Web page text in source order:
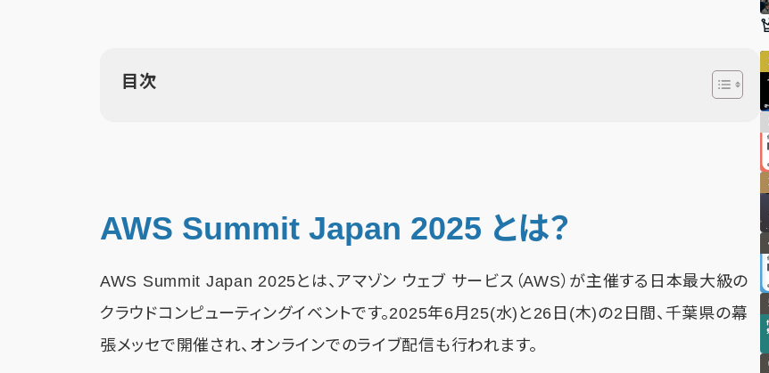
目次
AWS Summit Japan 2025 とは？
AWS Summit Japan 2025とは、アマゾン ウェブ サービス（AWS）が主催する日本最大級の
クラウドコンピューティングイベントです。2025年6月25(水)と26日(木)の2日間、千葉県の幕
張メッセで開催され、オンラインでのライブ配信も行われます。